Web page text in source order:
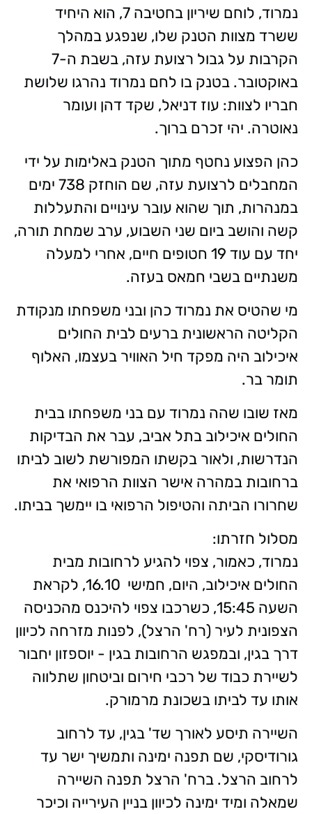
נמרוד, לוחם שיריון בחטיבה 7, הוא היחיד
ששרד מצוות הטנק שלו, שנפגע במהלך
הקרבות על גבול רצועת עזה, בשבת ה-7
באוקטובר. בטנק בו לחם נמרוד נהרגו שלושת
חבריו לצוות: עוז דניאל, שקד דהן ועומר
נאוטרה. יהי זכרם ברוך.
כהן הפצוע נחטף מתוך הטנק באלימות על ידי
המחבלים לרצועת עזה, שם הוחזק 738 ימים
במנהרות, תוך שהוא עובר עינויים והתעללות
קשה והושב ביום שני השבוע, ערב שמחת תורה,
יחד עם עוד 19 חטופים חיים, אחרי למעלה
משנתיים בשבי חמאס בעזה.
מי שהטיס את נמרוד כהן ובני משפחתו מנקודת
הקליטה הראשונית ברעים לבית החולים
איכילוב היה מפקד חיל האוויר בעצמו, האלוף
תומר בר.
מאז שובו שהה נמרוד עם בני משפחתו בבית
החולים איכילוב בתל אביב, עבר את הבדיקות
הנדרשות, ולאור בקשתו המפורשת לשוב לביתו
ברחובות במהרה אישר הצוות הרפואי את
שחרורו הביתה והטיפול הרפואי בו יימשך בביתו.
מסלול חזרתו:
נמרוד, כאמור, צפוי להגיע לרחובות מבית
החולים איכילוב, היום, חמישי 16.10, לקראת
השעה 15:45, כשרכבו צפוי להיכנס מהכניסה
הצפונית לעיר (רח' הרצל), לפנות מזרחה לכיוון
דרך בגין, ובמפגש הרחובות בגין - יוספזון יחבור
לשיירת כבוד של רכבי חירום וביטחון שתלווה
אותו עד לביתו בשכונת מרמורק.
השיירה תיסע לאורך שד' בגין, עד לרחוב
גורודיסקי, שם תפנה ימינה ותמשיך ישר עד
לרחוב הרצל. ברח' הרצל תפנה השיירה
שמאלה ומיד ימינה לכיוון בניין העירייה וכיכר